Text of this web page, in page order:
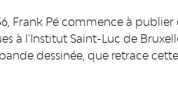
Frank Pé commence à publier
à l'Institut Saint-Luc de
dessinée, que retrace